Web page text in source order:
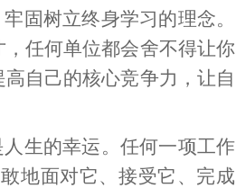
固树立终身学习的理念。
任何单位都会舍不得让你
自己的核心竞争力，让自
生的幸运。任何一项工作
地面对它、接受它、完成